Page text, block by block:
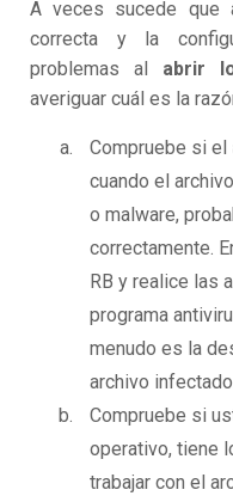
A veces sucede que
correcta y la
problemas al abrir
averiguar cuál es la
Compruebe si el
cuando el
o malware,
correctamente.
RB y realice las
programa
menudo es la
archivo
Compruebe si
operativo, tiene
trabajar con el